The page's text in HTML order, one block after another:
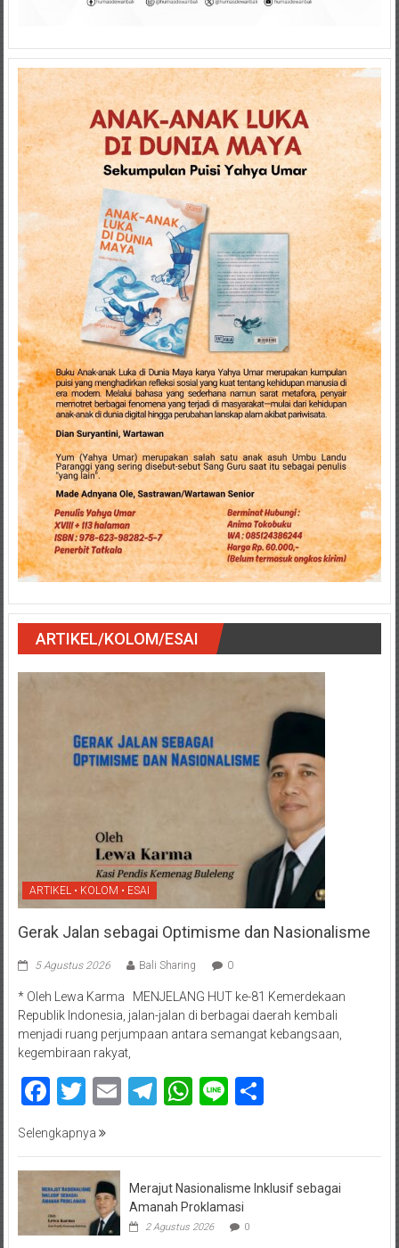
ARTIKEL/KOLOM/ESAI
ARTIKEL • KOLOM • ESAI
Gerak Jalan sebagai Optimisme dan Nasionalisme
5 Agustus 2026 Bali Sharing 0
* Oleh Lewa Karma MENJELANG HUT ke-81 Kemerdekaan
Republik Indonesia, jalan-jalan di berbagai daerah kembali
menjadi ruang perjumpaan antara semangat kebangsaan,
kegembiraan rakyat,
Facebook
Twitter
EmailTelegram
WhatsApp
Line
Selengkapnya
Merajut Nasionalisme Inklusif sebagai
Amanah Proklamasi
2 Agustus 2026 0